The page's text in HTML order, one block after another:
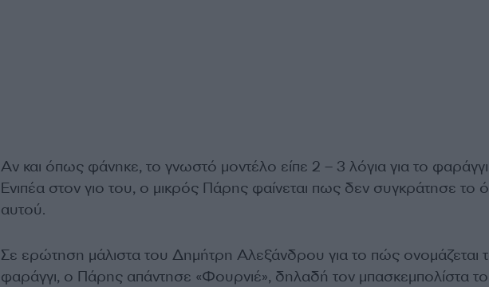
Αν και όπως φάνηκε, το γνωστό μοντέλο είπε 2 – 3 λόγια για το
Ενιπέα στον γιο του, ο μικρός Πάρης φαίνεται πως δεν συγκράτησε το
αυτού.
Σε ερώτηση μάλιστα του Δημήτρη Αλεξάνδρου για το πώς ονομάζεται
φαράγγι, ο Πάρης απάντησε «Φουρνιέ», δηλαδή τον μπασκεμπολίστα